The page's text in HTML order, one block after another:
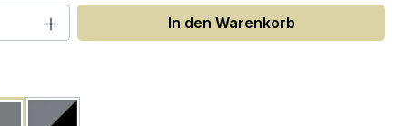
Anzahl: Gib den gewünschten Wert
In den Warenkorb